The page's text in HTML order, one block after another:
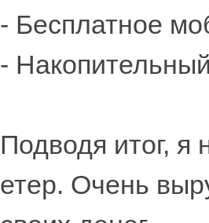
- Бесплатное
-
Подводя итог, я
етер. Очень